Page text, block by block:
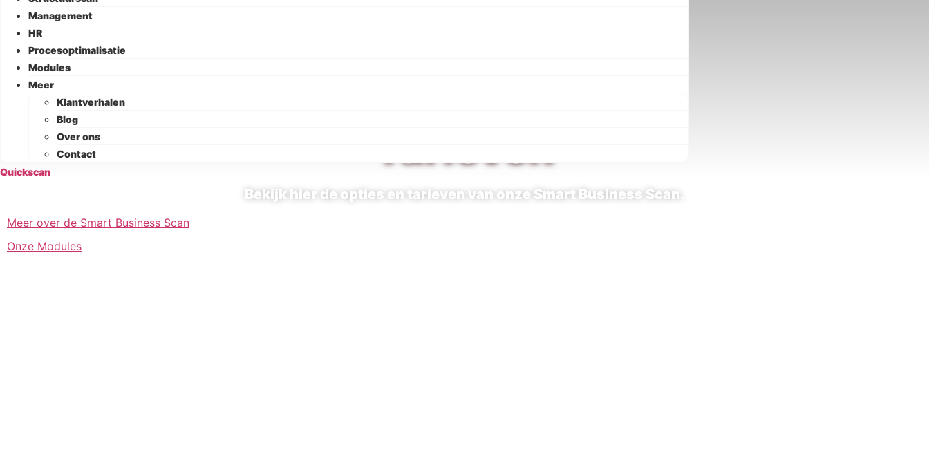
Management
HR
Procesoptimalisatie
Modules
Meer
Klantverhalen
Blog
Over ons
Contact
Quickscan
Bekijk hier de opties en tarieven van onze Smart Business Scan.
Meer over de Smart Business Scan
Onze Modules